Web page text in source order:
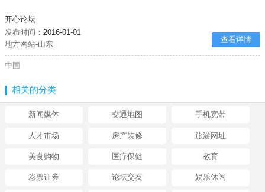
开心论坛
发布时间：2016-01-01
地方网站-山东
查看详情
中国
相关的分类
新闻媒体 交通地图 手机宽带
人才市场 房产装修 旅游网址
美食购物 医疗保健 教育
彩票证券 论坛交友 娱乐休闲